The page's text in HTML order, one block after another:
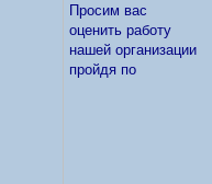
Просим вас
оценить работу
нашей организации
пройдя по